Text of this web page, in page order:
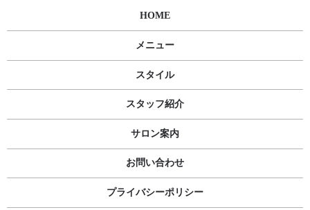
HOME
メニュー
スタイル
スタッフ紹介
サロン案内
お問い合わせ
プライバシーポリシー